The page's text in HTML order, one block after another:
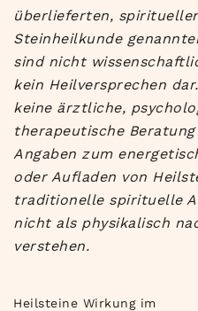
überlieferten,
Steinheilkunde
sind nicht
kein Heilversprechen
keine ärztliche,
therapeutische
Angaben zum
oder Aufladen von
traditionelle spirituelle
nicht als physikalisch
verstehen.
Heilsteine Wirkung im